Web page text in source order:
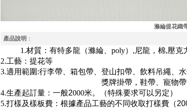
滌綸提花織
產品說明 ：
1 .材質：有特多龍（滌綸、 poly） ,尼龍， 棉,壓克
2.工藝：提花等
3.適用範圍:行李帶、箱包帶、登山扣帶、飲料吊繩、
獎牌掛帶，鞋帶、寵物
4.生產起訂量：一般2000米。（特殊要求可以另定）
5.打樣及樣板費：根據產品工藝的不同收取打樣費（